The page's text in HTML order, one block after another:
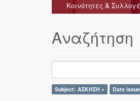
Κοινότητες &
Αναζήτηση
Subject: ΑΣΚΗΣΗ × Date